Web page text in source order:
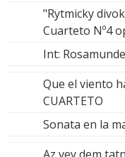
"Rytmicky
Cuarteto Nº4
Int:
Que el viento
CUARTETO
Sonata en la